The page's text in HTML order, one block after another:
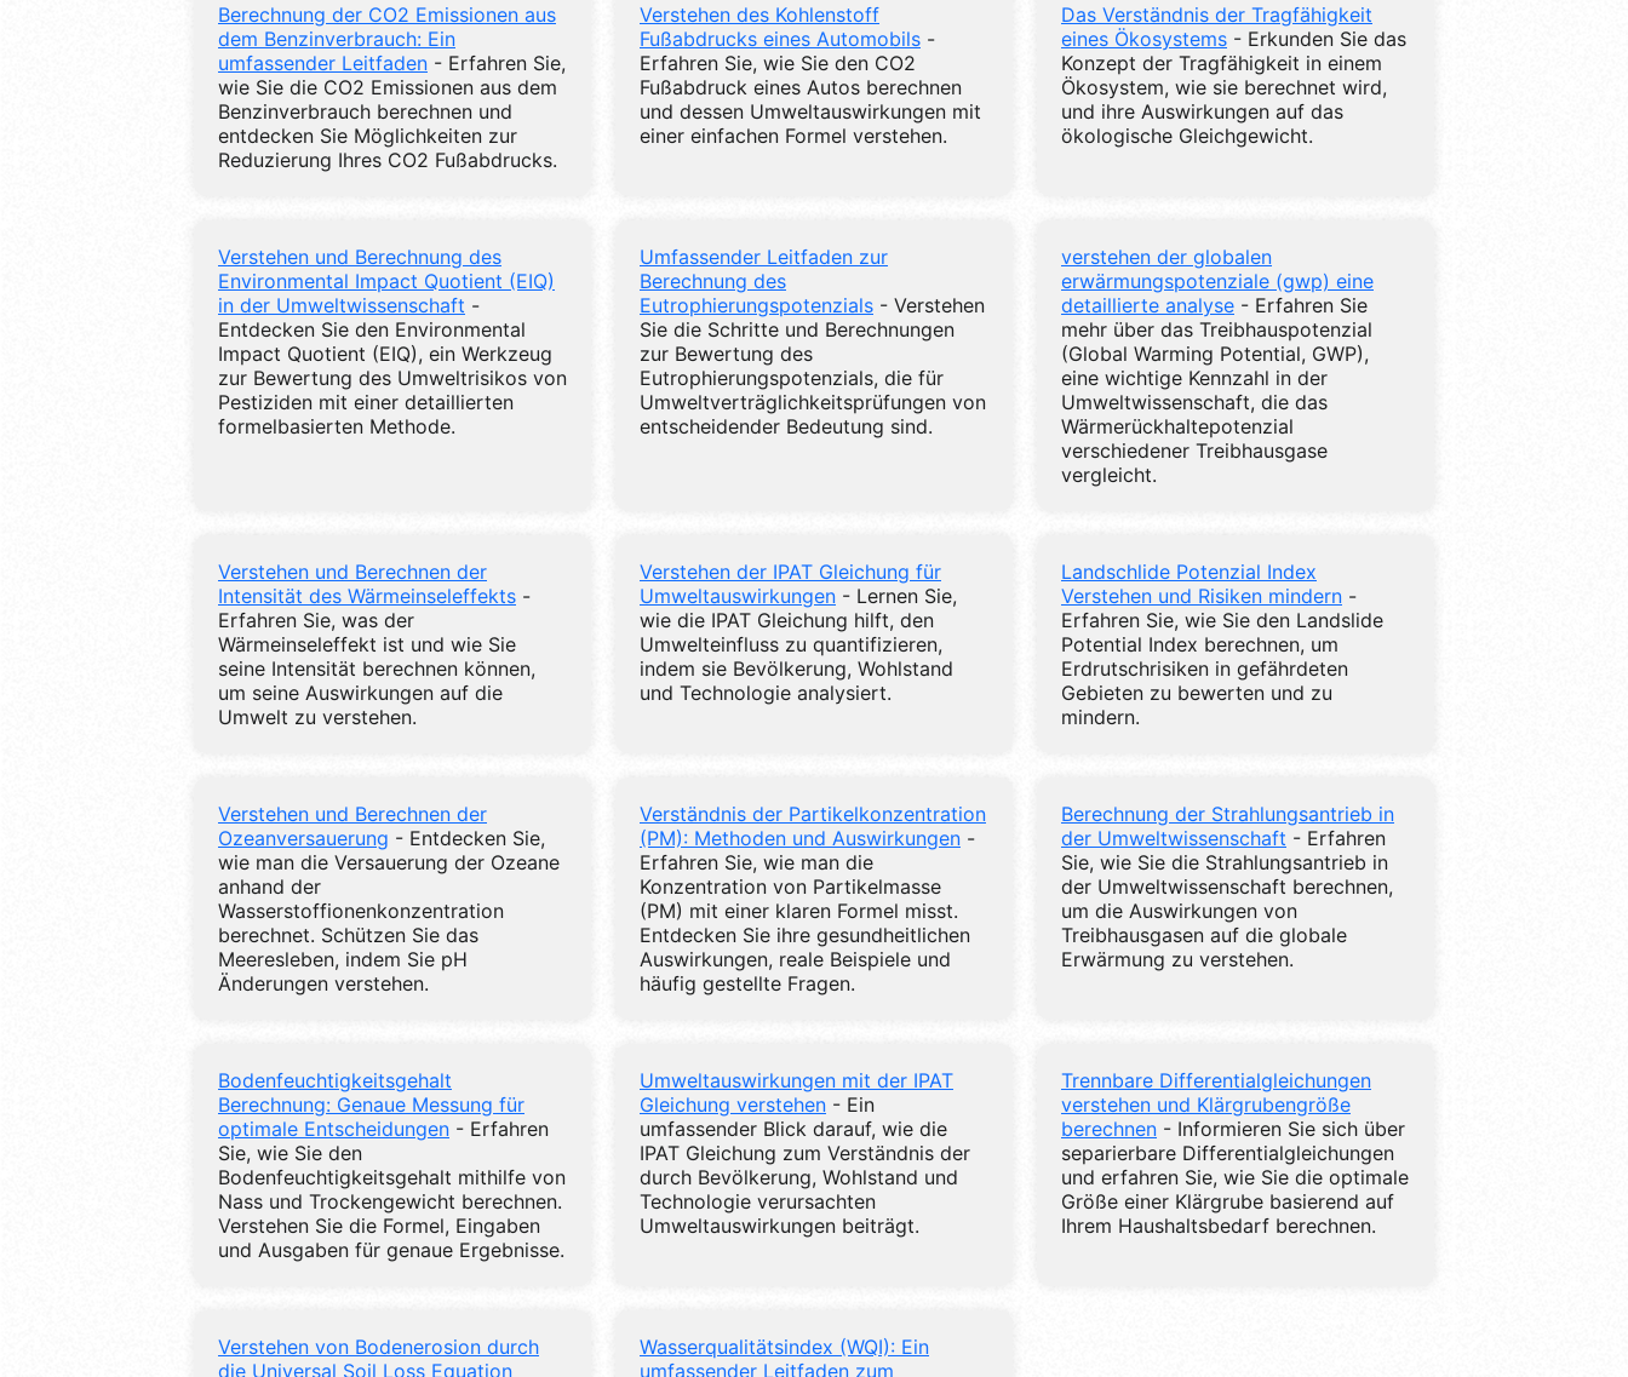
Berechnung der CO2 Emissionen aus
dem Benzinverbrauch: Ein
umfassender Leitfaden - Erfahren Sie,
wie Sie die CO2 Emissionen aus dem
Benzinverbrauch berechnen und
entdecken Sie Möglichkeiten zur
Reduzierung Ihres CO2 Fußabdrucks.
Verstehen des Kohlenstoff
Fußabdrucks eines Automobils -
Erfahren Sie, wie Sie den CO2
Fußabdruck eines Autos berechnen
und dessen Umweltauswirkungen mit
einer einfachen Formel verstehen.
Das Verständnis der Tragfähigkeit
eines Ökosystems - Erkunden Sie das
Konzept der Tragfähigkeit in einem
Ökosystem, wie sie berechnet wird,
und ihre Auswirkungen auf das
ökologische Gleichgewicht.
Verstehen und Berechnung des
Environmental Impact Quotient (EIQ)
in der Umweltwissenschaft -
Entdecken Sie den Environmental
Impact Quotient (EIQ), ein Werkzeug
zur Bewertung des Umweltrisikos von
Pestiziden mit einer detaillierten
formelbasierten Methode.
Umfassender Leitfaden zur
Berechnung des
Eutrophierungspotenzials - Verstehen
Sie die Schritte und Berechnungen
zur Bewertung des
Eutrophierungspotenzials, die für
Umweltverträglichkeitsprüfungen von
entscheidender Bedeutung sind.
verstehen der globalen
erwärmungspotenziale (gwp) eine
detaillierte analyse - Erfahren Sie
mehr über das Treibhauspotenzial
(Global Warming Potential, GWP),
eine wichtige Kennzahl in der
Umweltwissenschaft, die das
Wärmerückhaltepotenzial
verschiedener Treibhausgase
vergleicht.
Verstehen und Berechnen der
Intensität des Wärmeinseleffekts -
Erfahren Sie, was der
Wärmeinseleffekt ist und wie Sie
seine Intensität berechnen können,
um seine Auswirkungen auf die
Umwelt zu verstehen.
Verstehen der IPAT Gleichung für
Umweltauswirkungen - Lernen Sie,
wie die IPAT Gleichung hilft, den
Umwelteinfluss zu quantifizieren,
indem sie Bevölkerung, Wohlstand
und Technologie analysiert.
Landschlide Potenzial Index
Verstehen und Risiken mindern -
Erfahren Sie, wie Sie den Landslide
Potential Index berechnen, um
Erdrutschrisiken in gefährdeten
Gebieten zu bewerten und zu
mindern.
Verstehen und Berechnen der
Ozeanversauerung - Entdecken Sie,
wie man die Versauerung der Ozeane
anhand der
Wasserstoffionenkonzentration
berechnet. Schützen Sie das
Meeresleben, indem Sie pH
Änderungen verstehen.
Verständnis der Partikelkonzentration
(PM): Methoden und Auswirkungen -
Erfahren Sie, wie man die
Konzentration von Partikelmasse
(PM) mit einer klaren Formel misst.
Entdecken Sie ihre gesundheitlichen
Auswirkungen, reale Beispiele und
häufig gestellte Fragen.
Berechnung der Strahlungsantrieb in
der Umweltwissenschaft - Erfahren
Sie, wie Sie die Strahlungsantrieb in
der Umweltwissenschaft berechnen,
um die Auswirkungen von
Treibhausgasen auf die globale
Erwärmung zu verstehen.
Bodenfeuchtigkeitsgehalt
Berechnung: Genaue Messung für
optimale Entscheidungen - Erfahren
Sie, wie Sie den
Bodenfeuchtigkeitsgehalt mithilfe von
Nass und Trockengewicht berechnen.
Verstehen Sie die Formel, Eingaben
und Ausgaben für genaue Ergebnisse.
Umweltauswirkungen mit der IPAT
Gleichung verstehen - Ein
umfassender Blick darauf, wie die
IPAT Gleichung zum Verständnis der
durch Bevölkerung, Wohlstand und
Technologie verursachten
Umweltauswirkungen beiträgt.
Trennbare Differentialgleichungen
verstehen und Klärgrubengröße
berechnen - Informieren Sie sich über
separierbare Differentialgleichungen
und erfahren Sie, wie Sie die optimale
Größe einer Klärgrube basierend auf
Ihrem Haushaltsbedarf berechnen.
Verstehen von Bodenerosion durch
die Universal Soil Loss Equation
Wasserqualitätsindex (WQI): Ein
umfassender Leitfaden zum